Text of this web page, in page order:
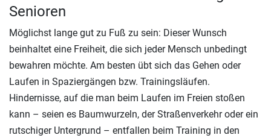
Senioren
Möglichst lange gut zu Fuß zu sein: Dieser Wunsch
beinhaltet eine Freiheit, die sich jeder Mensch unbedingt
bewahren möchte. Am besten übt sich das Gehen oder
Laufen in Spaziergängen bzw. Trainingsläufen.
Hindernisse, auf die man beim Laufen im Freien stoßen
kann – seien es Baumwurzeln, der Straßenverkehr oder ein
rutschiger Untergrund – entfallen beim Training in den